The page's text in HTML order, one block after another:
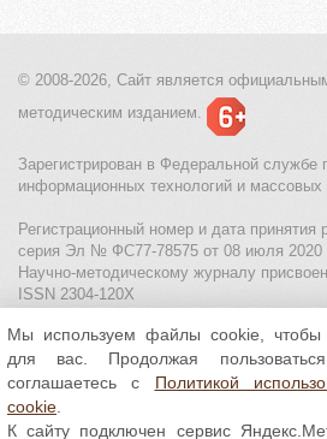
© 2008-2026, Сайт является
методическим изданием.
Зарегистрирован в Федеральной службе
информационных технологий и массовых
Регистрационный номер и дата принятия
серия Эл № ФС77-78575 от 08 июля 2020
Научно-методическому журналу
ISSN 2304-120X
МЦИТО|Школьные олимпиады и онлайн
Политика использования файлов cookie|
защиты персональных данных
Все материалы доступны
Мы используем файлы cookie, чтобы
для вас. Продолжая
соглашаетесь с Политикой
cookie
К сайту подключен сервис